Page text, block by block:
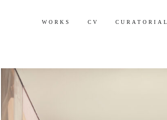
WORKS CV CURATORIAL